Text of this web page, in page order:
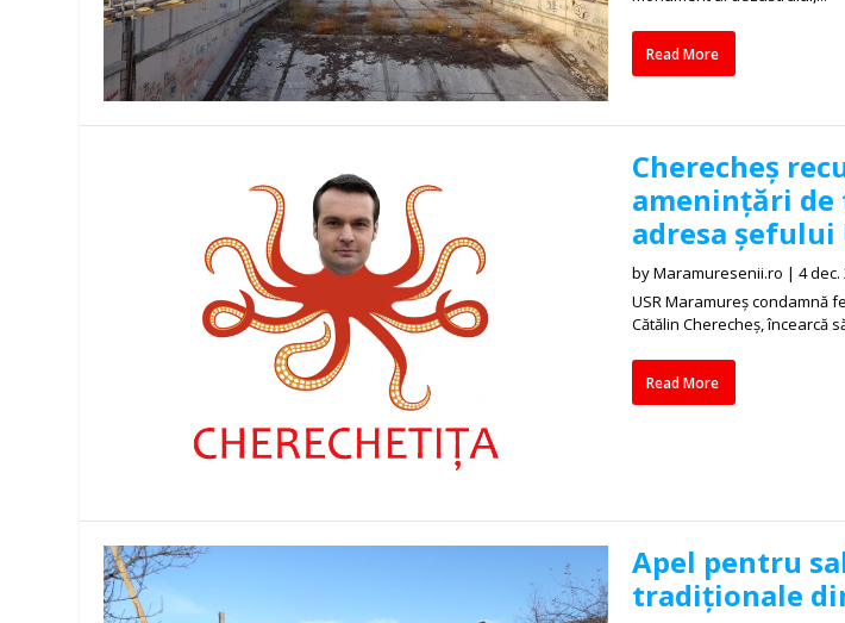
Read More
Cherecheș
amenințări de
adresa șefului
byMaramuresenii.ro | 4 dec.
USR Maramureş condamnă
Cătălin Cherecheş, încearcă
Read More
Apel pentru
tradiționale